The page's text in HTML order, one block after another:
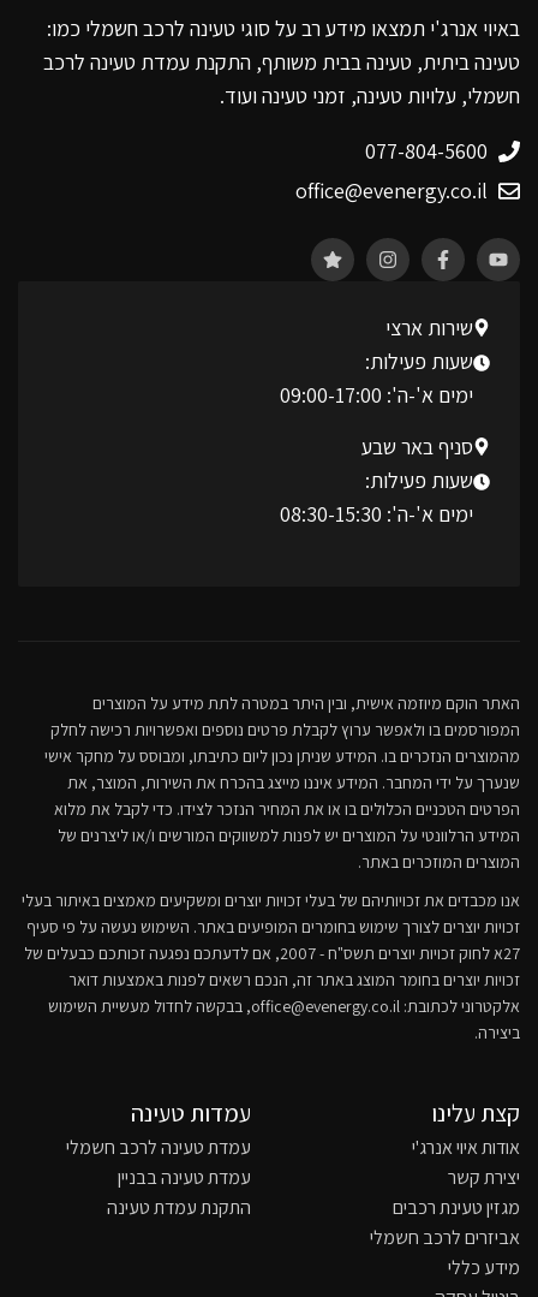
באיוי אנרג'י תמצאו מידע רב על סוגי טעינה לרכב חשמלי כמו:
טעינה ביתית, טעינה בבית משותף, התקנת עמדת טעינה לרכב
חשמלי, עלויות טעינה, זמני טעינה ועוד.
077-804-5600
office@evenergy.co.il
שירות ארצי
שעות פעילות:
ימים א'-ה': 09:00-17:00
סניף באר שבע
שעות פעילות:
ימים א'-ה': 08:30-15:30
האתר הוקם מיוזמה אישית, ובין היתר במטרה לתת מידע על המוצרים
המפורסמים בו ולאפשר ערוץ לקבלת פרטים נוספים ואפשרויות רכישה לחלק
מהמוצרים הנזכרים בו. המידע שניתן נכון ליום כתיבתו, ומבוסס על מחקר אישי
שנערך על ידי המחבר. המידע איננו מייצג בהכרח את השירות, המוצר, את
הפרטים הטכניים הכלולים בו או את המחיר הנזכר לצידו. כדי לקבל את מלוא
המידע הרלוונטי על המוצרים יש לפנות למשווקים המורשים ו/או ליצרנים של
המוצרים המוזכרים באתר.
אנו מכבדים את זכויותיהם של בעלי זכויות יוצרים ומשקיעים מאמצים באיתור בעלי
זכויות יוצרים לצורך שימוש בחומרים המופיעים באתר. השימוש נעשה על פי סעיף
27א לחוק זכויות יוצרים תשס"ח - 2007, אם לדעתכם נפגעה זכותכם כבעלים של
זכויות יוצרים בחומר המוצג באתר זה, הנכם רשאים לפנות באמצעות דואר
אלקטרוני לכתובת: office@evenergy.co.il, בבקשה לחדול מעשיית השימוש
ביצירה.
קצת עלינו
אודות איוי אנרג'י
יצירת קשר
מגזין טעינת רכבים
אביזרים לרכב חשמלי
מידע כללי
עמדות טעינה
עמדת טעינה לרכב חשמלי
עמדת טעינה בבניין
התקנת עמדת טעינה